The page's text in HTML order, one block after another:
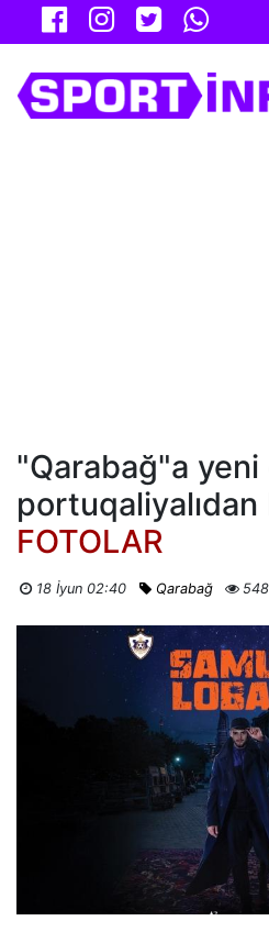
"Qarabağ"a yeni
portuqaliyalıdan
FOTOLAR
18 İyun 02:40 Qarabağ 548